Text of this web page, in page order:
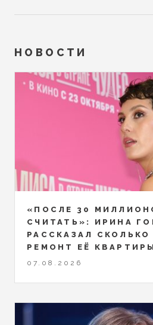
НОВОСТИ
«ПОСЛЕ 30
СЧИТАТЬ»: ИРИНА
РАССКАЗАЛ
РЕМОНТ ЕЁ
07.08.2026